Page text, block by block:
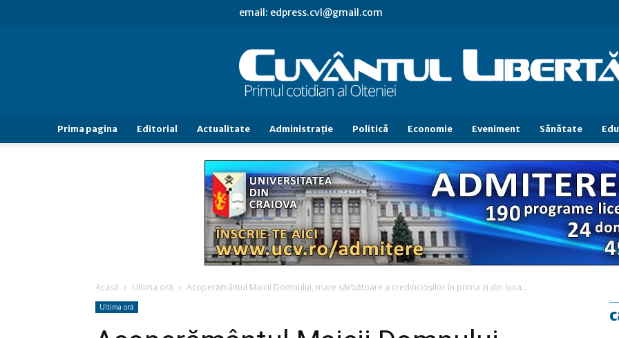
email: edpress.cvl@gmail.com
Cuvântul
Libertăţii
Prima pagina Editorial Actualitate Administraţie Politică Economie Eveniment Sănătate
Acasă Ultima oră Acoperământul Maicii Domnului, mare sărbătoare a credincioşilor în prima zi din luna...
Ultima oră